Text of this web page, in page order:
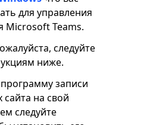
для управления
Microsoft Teams.
следуйте
ниже.
программу записи
сайта на свой
следуйте